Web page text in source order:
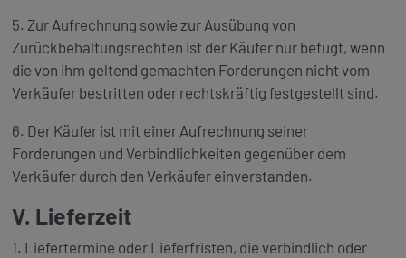
5. Zur Aufrechnung sowie zur Ausübung von
Zurückbehaltungsrechten ist der Käufer nur befugt, wenn
die von ihm geltend gemachten Forderungen nicht vom
Verkäufer bestritten oder rechtskräftig festgestellt sind.
6. Der Käufer ist mit einer Aufrechnung seiner
Forderungen und Verbindlichkeiten gegenüber dem
Verkäufer durch den Verkäufer einverstanden.
V. Lieferzeit
1. Liefertermine oder Lieferfristen, die verbindlich oder